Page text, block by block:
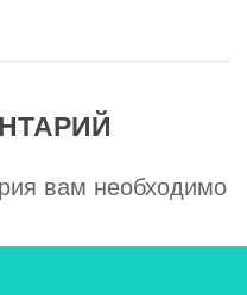
вам необходимо